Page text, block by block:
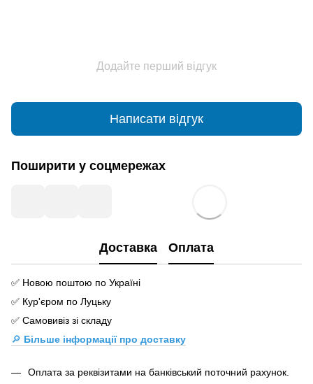
Додайте перший відгук
Написати відгук
Поширити у соцмережах
Доставка Оплата
✅ Новою поштою по Україні
✅ Кур'єром по Луцьку
✅ Самовивіз зі складу
🔎 Більше інформації про доставку
Оплата за реквізитами на банківський поточний рахунок.